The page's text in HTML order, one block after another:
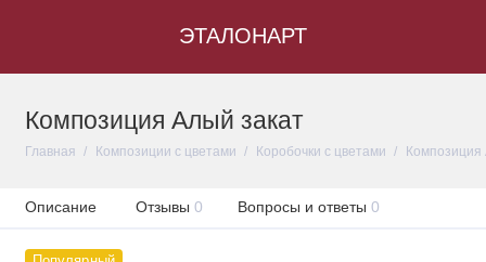
ЭТАЛОНАРТ
Композиция Алый закат
Главная Композиции с цветами Коробочки с цветами Композиция
Описание Отзывы 0 Вопросы и ответы 0